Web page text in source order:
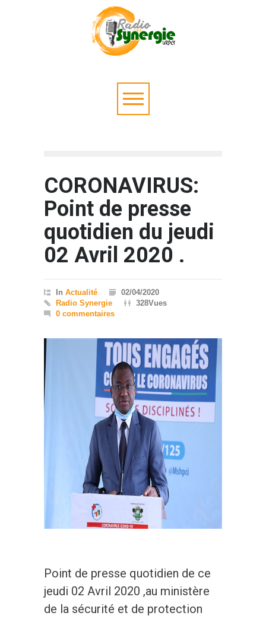
CORONAVIRUS:
Point de presse
quotidien du jeudi
02 Avril 2020 .
In Actualité
02/04/2020
Radio Synergie
328Vues
0 commentaires
Point de presse quotidien de ce
jeudi 02 Avril 2020 ,au ministère
de la sécurité et de protection